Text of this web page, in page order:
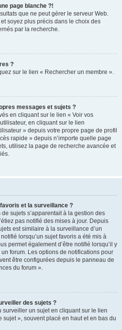
page blanche ?!
que ne peut gérer le serveur Web.
soyez plus précis dans le choix des
par la recherche.
?
sur le lien « Rechercher un membre ».
messages et sujets ?
en cliquant sur le lien « Voir vos
en cliquant sur le lien
» depuis votre propre page de profil
rapide » depuis n’importe quelle page
utilisez la page de recherche avancée et
et la surveillance ?
sujets s’apparentait à la gestion des
pas notifié des mises à jour. Depuis
est similaire à la surveillance d’un
lorsqu’un sujet favoris a été mis à
permet également d’être notifié lorsqu’il y
forum. Les options de notifications pour
être configurées depuis le panneau de
du forum ».
des sujets ?
surveiller un sujet en cliquant sur le lien
», souvent placé en haut et en bas du